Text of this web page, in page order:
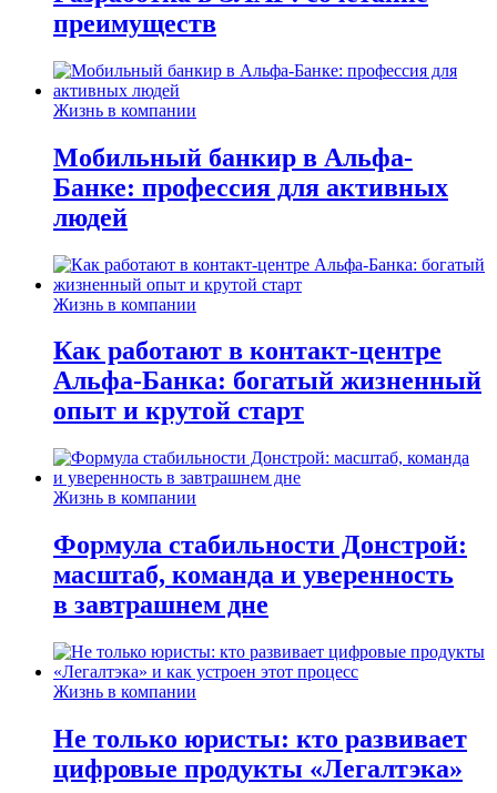
преимуществ
Жизнь в компании
Мобильный банкир в Альфа-
Банке: профессия для активных
людей
Жизнь в компании
Как работают в контакт-центре
Альфа-Банка: богатый жизненный
опыт и крутой старт
Жизнь в компании
Формула стабильности Донстрой:
масштаб, команда и уверенность
в завтрашнем дне
Жизнь в компании
Не только юристы: кто развивает
цифровые продукты «Легалтэка»